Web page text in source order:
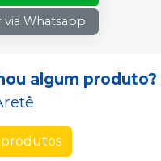
via Whatsapp
algum produto?